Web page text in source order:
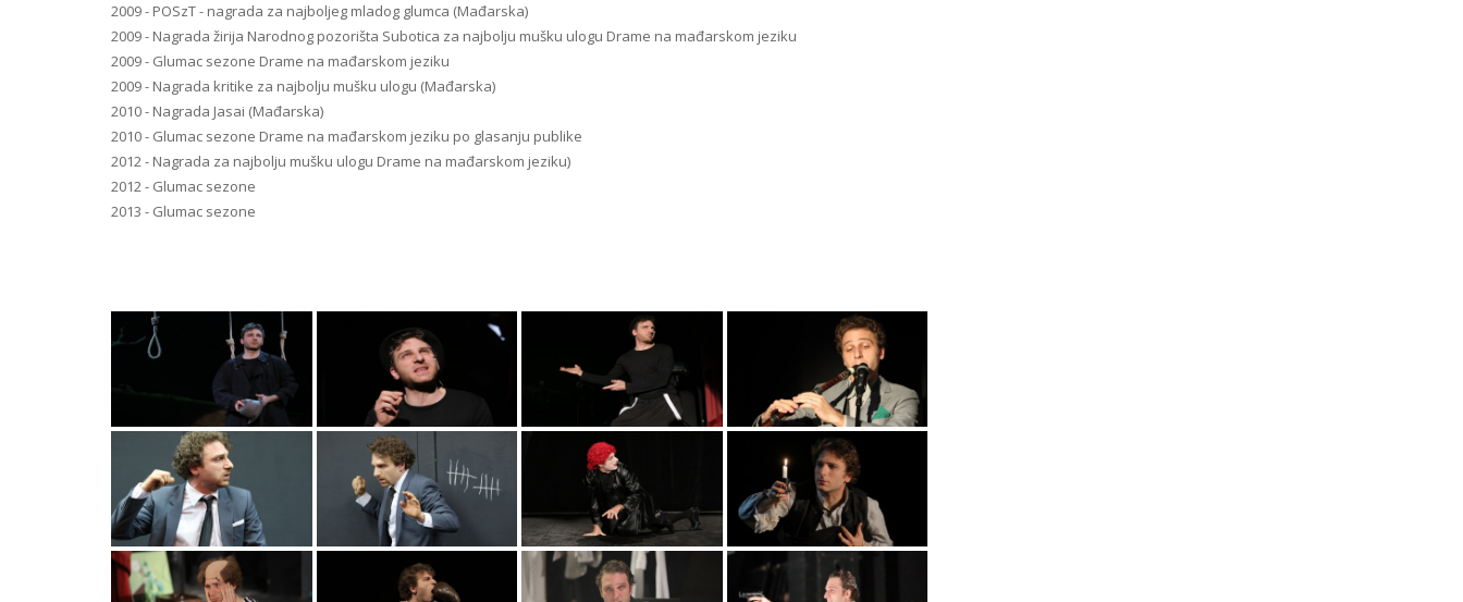
2009 - POSzT - nagrada za najboljeg mladog glumca (Mađarska)
2009 - Nagrada žirija Narodnog pozorišta Subotica za najbolju mušku ulogu Drame na mađarskom jeziku
2009 - Glumac sezone Drame na mađarskom jeziku
2009 - Nagrada kritike za najbolju mušku ulogu (Mađarska)
2010 - Nagrada Jasai (Mađarska)
2010 - Glumac sezone Drame na mađarskom jeziku po glasanju publike
2012 - Nagrada za najbolju mušku ulogu Drame na mađarskom jeziku)
2012 - Glumac sezone
2013 - Glumac sezone